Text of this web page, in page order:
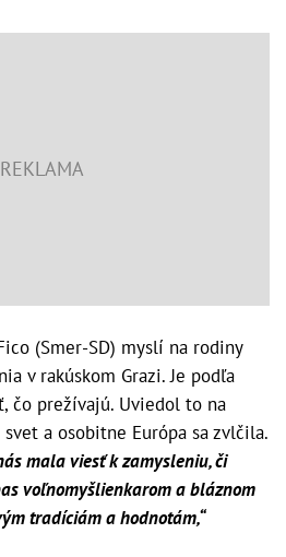
(Smer-SD) myslí na rodiny
v rakúskom Grazi. Je podľa
čo prežívajú. Uviedol to na
a osobitne Európa sa zvlčila.
mala viesť k zamysleniu, či
voľnomyšlienkarom a bláznom
tradíciám a hodnotám,“